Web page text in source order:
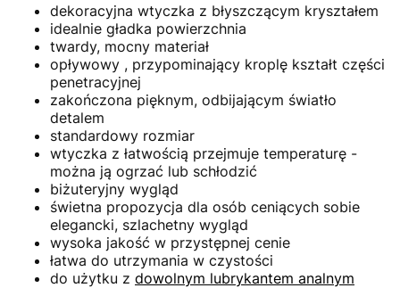
dekoracyjna wtyczka z błyszczącym kryształem
idealnie gładka powierzchnia
twardy, mocny materiał
opływowy , przypominający kroplę kształt części
penetracyjnej
zakończona pięknym, odbijającym światło
detalem
standardowy rozmiar
wtyczka z łatwością przejmuje temperaturę -
można ją ogrzać lub schłodzić
biżuteryjny wygląd
świetna propozycja dla osób ceniących sobie
elegancki, szlachetny wygląd
wysoka jakość w przystępnej cenie
łatwa do utrzymania w czystości
do użytku z dowolnym lubrykantem analnym